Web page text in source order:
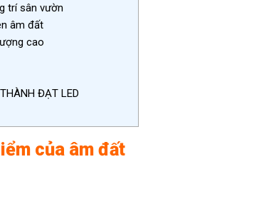
trí sân vườn
âm đất
cao
ĐẠT LED
của âm đất